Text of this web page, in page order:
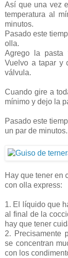
Así que una vez
temperatura al
minutos.
Pasado este
olla.
Agrego la
Vuelvo a tapar y
válvula.
Cuando gire a
mínimo y dejo la
Pasado este
un par de minutos.
Hay que tener en
con olla express:
1. El líquido que
al final de la
hay que tener
2. Precisamente
se concentran
con los